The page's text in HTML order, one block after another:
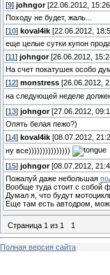
[9] johngor[22.06.2012,
Походу не будет, жаль...
[10] koval4ik [22.06.2012,
еще целые сутки купон
[11 ] johngor[26.06.2012,
На счет покатушек особо
[12] monstress [26.06.2012,
на следующей неделе
[13] johngor[27.06.2012,
Опять белая пежо?)
[14] koval4ik [08.07.2012,
ну все)))))))))))))))
[15] johngor[08.07.2012,
Пожалуй даже небольшая
Вообще туда стоит с собой
Думал я, что будут
Еще там есть автодром,
Страница 1 из 1 1
Полная версия сайта